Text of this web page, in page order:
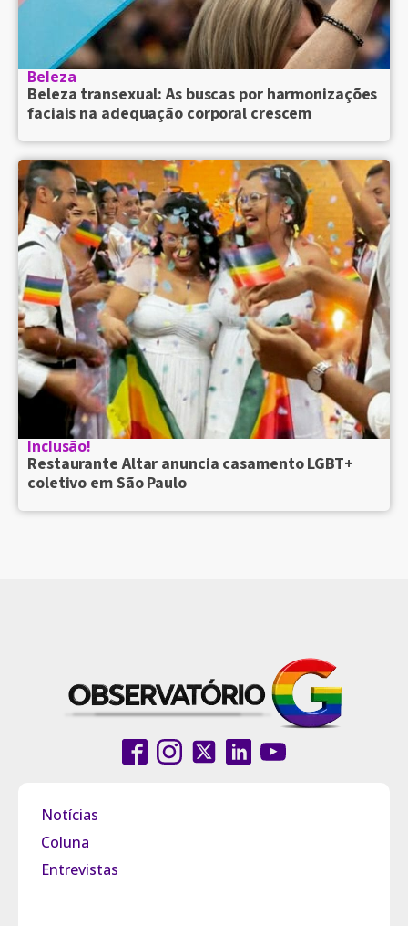
Beleza
Beleza transexual: As buscas por harmonizações
faciais na adequação corporal crescem
Inclusão!
Restaurante Altar anuncia casamento LGBT+
coletivo em São Paulo
Notícias
Coluna
Entrevistas